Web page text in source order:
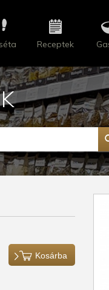
Receptek
Kosárba